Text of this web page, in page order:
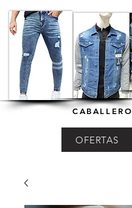
CABALLERO
OFERTAS